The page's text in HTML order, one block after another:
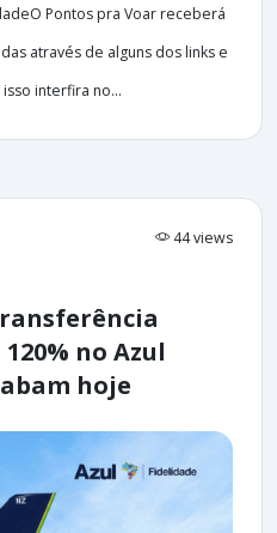
Pontos pra Voar receberá
através de alguns dos links e
interfira no...
44 views
no Azul
hoje